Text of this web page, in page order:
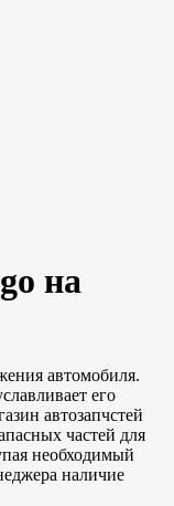
на
автомобиля.
его
автозапчстей
частей для
необходимый
наличие